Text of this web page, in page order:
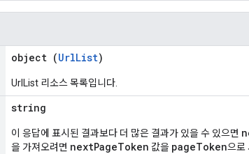
object (UrlList)
UrlList 리소스 목록입니다.
string
이 응답에 표시된 결과보다 더 많은 결과가 있을 수 있으면
을 가져오려면 nextPageToken 값을 pageToken으로